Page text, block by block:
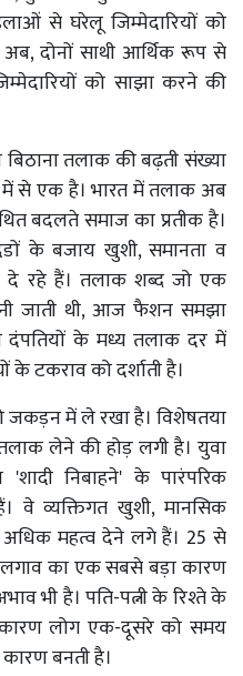
से घरेलू जिम्मेदारियों को
दोनों साथी आर्थिक रूप से
को साझा करने की
तलाक की बढ़ती संख्या
में से एक है। भारत में तलाक अब
बदलते समाज का प्रतीक है।
के बजाय खुशी, समानता व
दे रहे हैं। तलाक शब्द जो एक
जाती थी, आज फैशन समझा
दंपतियों के मध्य तलाक दर में
के टकराव को दर्शाती है।
जकड़न में ले रखा है। विशेषतया
लेने की होड़ लगी है। युवा
निबाहने' के पारंपरिक
वे व्यक्तिगत खुशी, मानसिक
अधिक महत्व देने लगे हैं। 25 से
का एक सबसे बड़ा कारण
भी है। पति-पत्नी के रिश्ते के
लोग एक-दूसरे को समय
बनती है।